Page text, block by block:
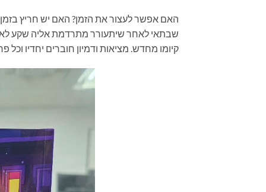
האם אפשר לעצור את הזמן? האם יש חריץ
שבתאי לאחר שיתעורר מתרדמת אליה שקע
קיומו מחדש. מציאות ודמיון חוברים יחדיו